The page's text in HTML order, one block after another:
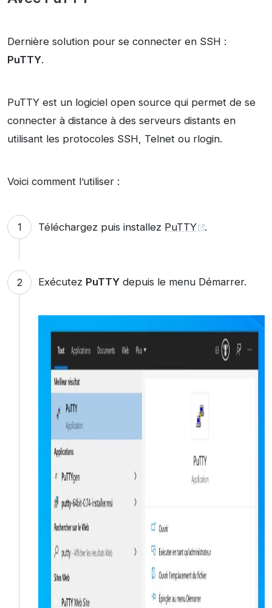
Dernière solution pour se connecter en SSH :
PuTTY.
PuTTY est un logiciel open source qui permet de se
connecter à distance à des serveurs distants en
utilisant les protocoles SSH, Telnet ou rlogin.
Voici comment l’utiliser :
Téléchargez puis installez PuTTY .
Exécutez PuTTYdepuis le menu Démarrer.